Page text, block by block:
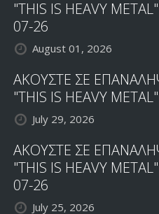
"THIS IS HEAVY
07-26
August 01, 2026
ΑΚΟΥΣΤΕ ΣΕ
"THIS IS HEAVY
July 29, 2026
ΑΚΟΥΣΤΕ ΣΕ
"THIS IS HEAVY
07-26
July 25, 2026